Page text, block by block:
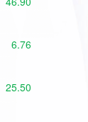
6.76
25.50